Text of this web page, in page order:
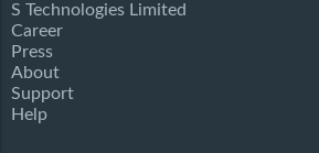
S Technologies Limited
Career
Press
About
Support
Help